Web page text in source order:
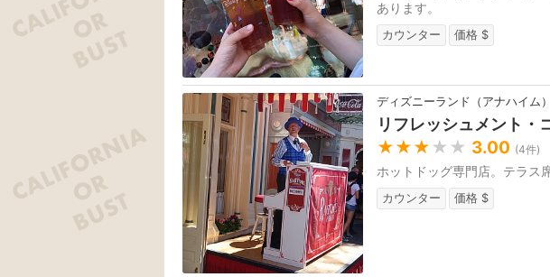
あります。
カウンター 価格 $
ディズニーランド（アナハイム）
リフレッシュメント・
★★★ ★★ 3.00 (4件)
ホットドッグ専門店。テラス
カウンター 価格 $